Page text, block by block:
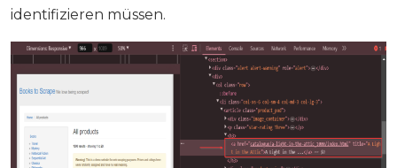
identifizieren müssen.